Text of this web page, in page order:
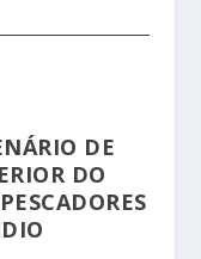
DE
DO